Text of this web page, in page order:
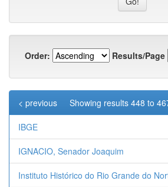
Order: Results/Page
Showing results 448 to
< previous
IBGE
IGNACIO, Senador Joaquim
Instituto Histórico do Rio Grande do